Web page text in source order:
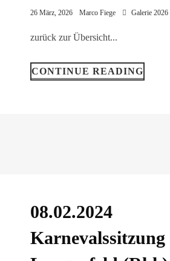
26 März, 2026 Marco Fiege Galerie 2026
zurück zur Übersicht...
CONTINUE READING
08.02.2024
Karnevalssitzung